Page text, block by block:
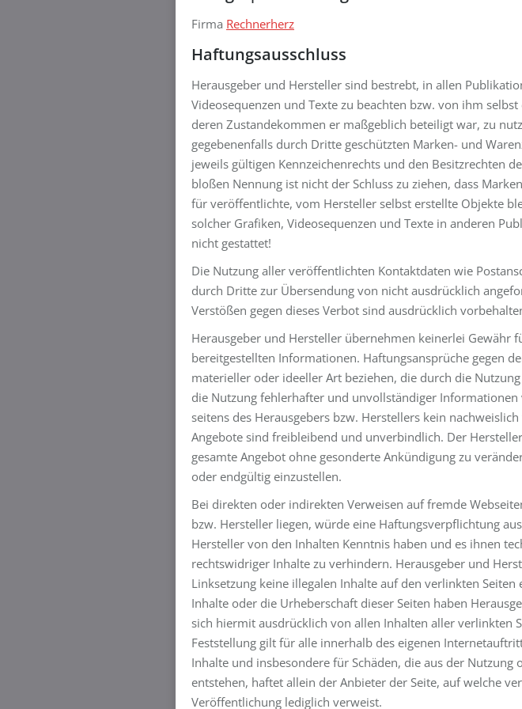
Firma Rechnerherz
Haftungsausschluss
Herausgeber und Hersteller sind bestrebt, in allen
Videosequenzen und Texte zu beachten bzw. von ihm
deren Zustandekommen er maßgeblich beteiligt war, zu
gegebenenfalls durch Dritte geschützten Marken- und
jeweils gültigen Kennzeichenrechts und den Besitzrechten
bloßen Nennung ist nicht der Schluss zu ziehen, dass
für veröffentlichte, vom Hersteller selbst erstellte Objekte
solcher Grafiken, Videosequenzen und Texte in anderen
nicht gestattet!
Die Nutzung aller veröffentlichten Kontaktdaten wie
durch Dritte zur Übersendung von nicht ausdrücklich
Verstößen gegen dieses Verbot sind ausdrücklich
Herausgeber und Hersteller übernehmen keinerlei
bereitgestellten Informationen. Haftungsansprüche gegen
materieller oder ideeller Art beziehen, die durch die
die Nutzung fehlerhafter und unvollständiger
seitens des Herausgebers bzw. Herstellers kein
Angebote sind freibleibend und unverbindlich. Der
gesamte Angebot ohne gesonderte Ankündigung zu
oder endgültig einzustellen.
Bei direkten oder indirekten Verweisen auf fremde
bzw. Hersteller liegen, würde eine Haftungsverpflichtung
Hersteller von den Inhalten Kenntnis haben und es ihnen
rechtswidriger Inhalte zu verhindern. Herausgeber und
Linksetzung keine illegalen Inhalte auf den verlinkten
Inhalte oder die Urheberschaft dieser Seiten haben
sich hiermit ausdrücklich von allen Inhalten aller verlinkten
Feststellung gilt für alle innerhalb des eigenen
Inhalte und insbesondere für Schäden, die aus der
entstehen, haftet allein der Anbieter der Seite, auf welche
Veröffentlichung lediglich verweist.